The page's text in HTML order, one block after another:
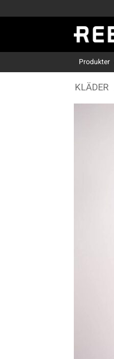
to
Produkter
KLÄDER